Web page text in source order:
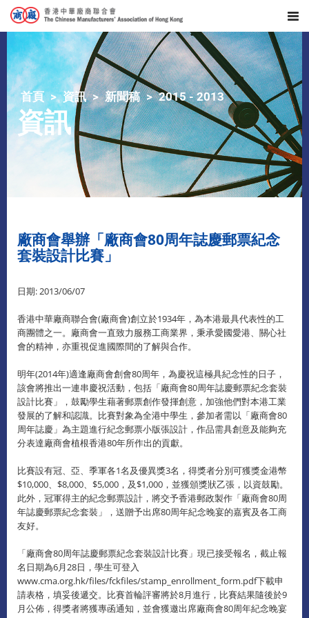
首頁 資訊 新聞稿 2015 - 2013
資訊
廠商會舉辦「廠商會80周年誌慶郵票紀念
套裝設計比賽」
日期: 2013/06/07
香港中華廠商聯合會(廠商會)創立於1934年，為本港最具代表性的工
商團體之一。廠商會一直致力服務工商業界，秉承愛國愛港、關心社
會的精神，亦重視促進國際間的了解與合作。
明年(2014年)適逢廠商會創會80周年，為慶祝這極具紀念性的日子，
該會將推出一連串慶祝活動，包括「廠商會80周年誌慶郵票紀念套裝
設計比賽」，鼓勵學生藉著郵票創作發揮創意，加強他們對本港工業
發展的了解和認識。比賽對象為全港中學生，參加者需以「廠商會80
周年誌慶」為主題進行紀念郵票小版張設計，作品需具創意及能夠充
分表達廠商會植根香港80年所作出的貢獻。
比賽設有冠、亞、季軍各1名及優異獎3名，得獎者分別可獲獎金港幣
$10,000、$8,000、$5,000，及$1,000，並獲頒獎狀乙張，以資鼓勵。
此外，冠軍得主的紀念郵票設計，將交予香港郵政製作「廠商會80周
年誌慶郵票紀念套裝」，送贈予出席80周年紀念晚宴的嘉賓及各工商
友好。
「廠商會80周年誌慶郵票紀念套裝設計比賽」現已接受報名，截止報
名日期為6月28日，學生可登入
www.cma.org.hk/files/fckfiles/stamp_enrollment_form.pdf下載申
請表格，填妥後遞交。比賽首輪評審將於8月進行，比賽結果隨後於9
月公佈，得獎者將獲專函通知，並會獲邀出席廠商會80周年紀念晚宴